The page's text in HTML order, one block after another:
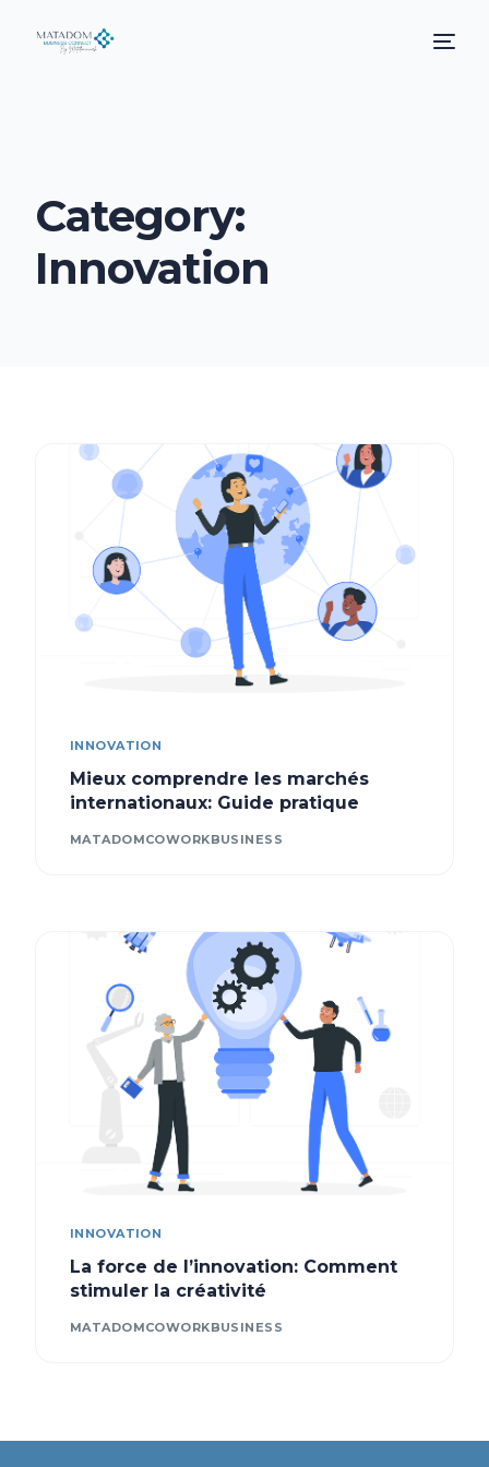
Category:
Innovation
INNOVATION
Mieux comprendre les marchés
internationaux: Guide pratique
MATADOMCOWORKBUSINESS
INNOVATION
La force de l’innovation: Comment
stimuler la créativité
MATADOMCOWORKBUSINESS